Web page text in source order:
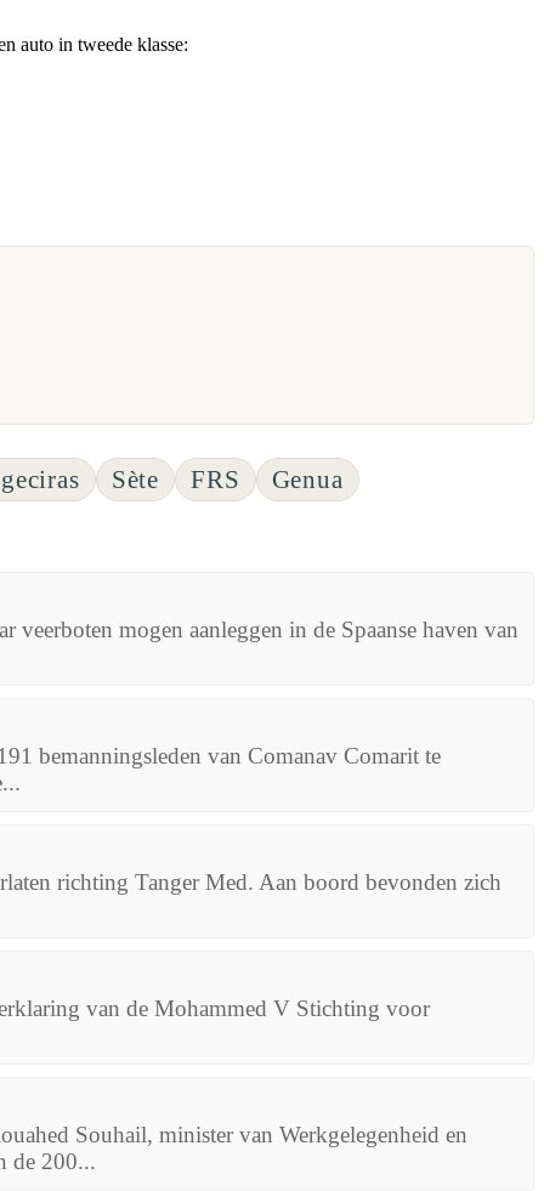
auto in tweede klasse:
Sète FRS Genua
mogen aanleggen in de Spaanse haven van
bemanningsleden van Comanav Comarit te
richting Tanger Med. Aan boord bevonden zich
van de Mohammed V Stichting voor
Souhail, minister van Werkgelegenheid en
de 200...